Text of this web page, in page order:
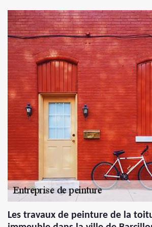
Les travaux de peinture de la